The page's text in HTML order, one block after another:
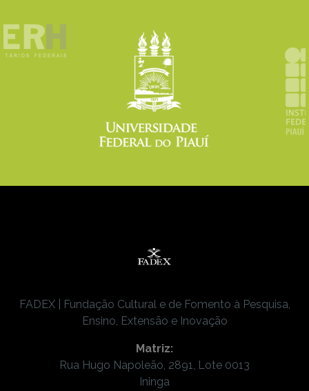
FADEX | Fundação Cultural e de Fomento à Pesquisa,
Ensino, Extensão e Inovação
Matriz:
Rua Hugo Napoleão, 2891, Lote 0013
Ininga